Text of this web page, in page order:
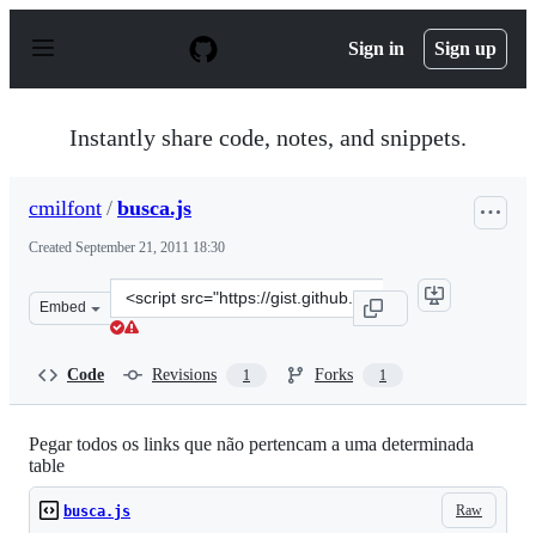
p
Sign in Sign up
Instantly share code, notes, and snippets.
cmilfont / busca.js
Created September 21, 2011 18:30
Embed
Clone
this
Code Revisions 1 Forks 1
Pegar todos os links que não pertencam a uma determinada
table
Raw
busca.js